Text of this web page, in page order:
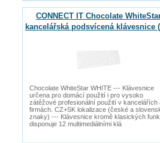
CONNECT IT Chocolate
kancelářská podsvícená klávesnice
Chocolate WhiteStar WHITE --- Klávesnice
určena pro domácí použití i pro vysoko
zátěžové profesionální použití v kancelářích
firmách. CZ+SK lokalizace (české a
znaky) --- Klávesnice kromě klasických
disponuje 12 multimediálními klá